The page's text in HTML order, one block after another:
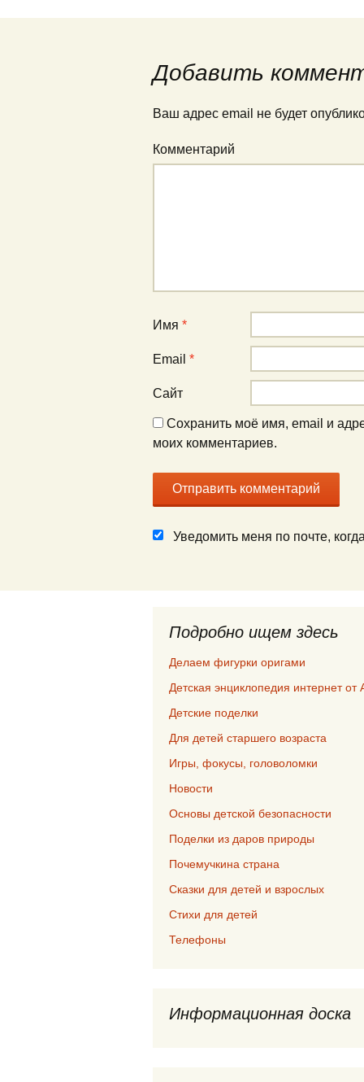
Добавить
Ваш адрес email не будет
Комментарий
Имя *
Email *
Сайт
Сохранить моё имя, email и
моих комментариев.
Уведомить меня по почте,
Подробно ищем здесь
Делаем фигурки оригами
Детская энциклопедия интернет от
Детские поделки
Для детей старшего возраста
Игры, фокусы, головоломки
Новости
Основы детской безопасности
Поделки из даров природы
Почемучкина страна
Сказки для детей и взрослых
Стихи для детей
Телефоны
Информационная доска